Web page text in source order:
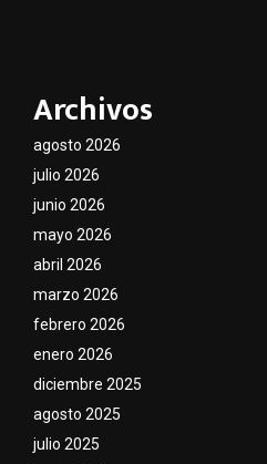
Archivos
agosto 2026
julio 2026
junio 2026
mayo 2026
abril 2026
marzo 2026
febrero 2026
enero 2026
diciembre 2025
agosto 2025
julio 2025